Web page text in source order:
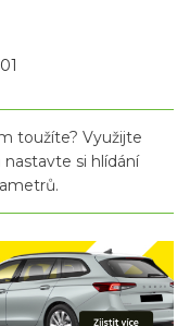
toužíte? Využijte
nastavte si hlídání